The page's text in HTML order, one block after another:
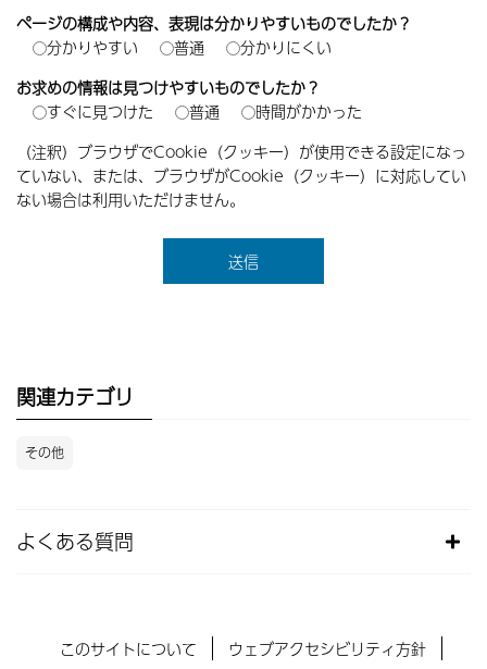
ページの構成や内容、表現は分かりやすいものでしたか？
分かりやすい
普通
分かりにくい
お求めの情報は見つけやすいものでしたか？
すぐに見つけた
普通
時間がかかった
（注釈）ブラウザでCookie（クッキー）が使用できる設定になっ
ていない、または、ブラウザがCookie（クッキー）に対応してい
ない場合は利用いただけません。
関連カテゴリ
その他
よくある質問
このサイトについて
ウェブアクセシビリティ方針